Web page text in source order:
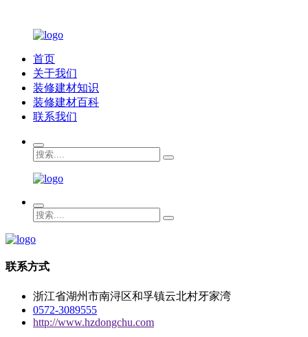
首页
关于我们
装修建材知识
装修建材百科
联系我们
联系方式
浙江省湖州市南浔区和孚镇云北村牙家湾
0572-3089555
http://www.hzdongchu.com